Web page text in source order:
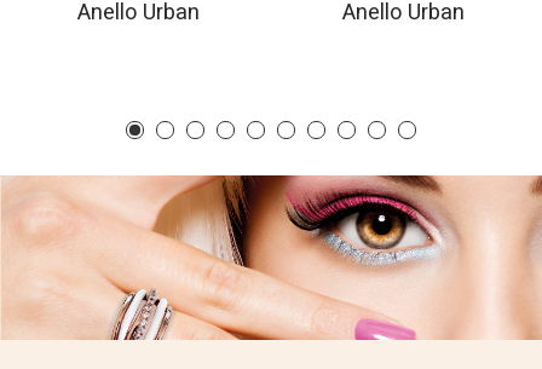
Anello Urban Anello Urban